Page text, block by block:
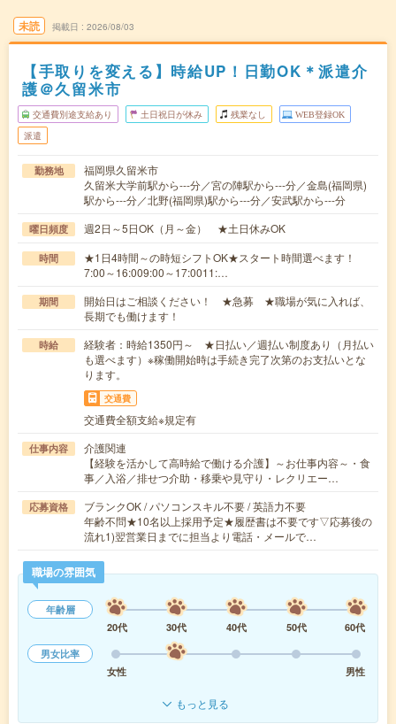
未読 掲載日 2026/08/03
【手取りを変える】時給UP！日勤OK＊派遣介
護＠久留米市
交通費別途支給あり 土日祝日が休み 残業なし WEB登録OK
派遣
勤務地
福岡県久留米市
久留米大学前駅から---分／宮の陣駅から---分／金島(福岡県)
駅から---分／北野(福岡県)駅から---分／安武駅から---分
曜日頻度 週2日～5日OK（月～金） ★土日休みOK
時間
★1日4時間～の時短シフトOK★スタート時間選べます！
7:00～16:009:00～17:0011:…
期間
開始日はご相談ください！ ★急募 ★職場が気に入れば、
長期でも働けます！
時給
経験者：時給1350円～ ★日払い／週払い制度あり（月払い
も選べます）※稼働開始時は手続き完了次第のお支払いとな
ります。
交通費
交通費全額支給※規定有
仕事内容
介護関連
【経験を活かして高時給で働ける介護】～お仕事内容～・食
事／入浴／排せつ介助・移乗や見守り・レクリエー…
応募資格
ブランクOK / パソコンスキル不要 / 英語力不要
年齢不問★10名以上採用予定★履歴書は不要です▽応募後の
流れ1)翌営業日までに担当より電話・メールで…
職場の雰囲気
年齢層
20代
30代 40代 50代
60代
男女比率
女性
男性
もっと見る